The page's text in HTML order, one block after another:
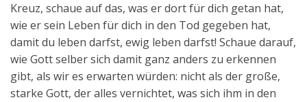
Kreuz, schaue auf das, was er dort für dich getan hat,
wie er sein Leben für dich in den Tod gegeben hat,
damit du leben darfst, ewig leben darfst! Schaue darauf,
wie Gott selber sich damit ganz anders zu erkennen
gibt, als wir es erwarten würden: nicht als der große,
starke Gott, der alles vernichtet, was sich ihm in den